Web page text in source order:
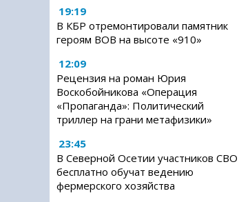
19:19
В КБР отремонтировали памятник
героям ВОВ на высоте «910»
12:09
Рецензия на роман Юрия
Воскобойникова «Операция
«Пропаганда»: Политический
триллер на грани метафизики»
23:45
В Северной Осетии участников СВО
бесплатно обучат ведению
фермерского хозяйства